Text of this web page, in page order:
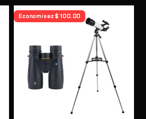
Economisez $ 100.00